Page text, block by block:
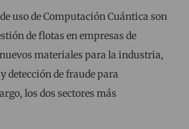
uso de Computación Cuántica son
de flotas en empresas de
materiales para la industria,
detección de fraude para
los dos sectores más